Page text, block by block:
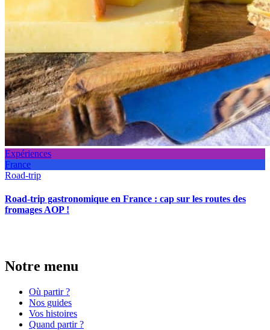
Expériences
France
Road-trip
Road-trip gastronomique en France : cap sur les routes des
fromages AOP !
Notre menu
Où partir ?
Nos guides
Vos histoires
Quand partir ?